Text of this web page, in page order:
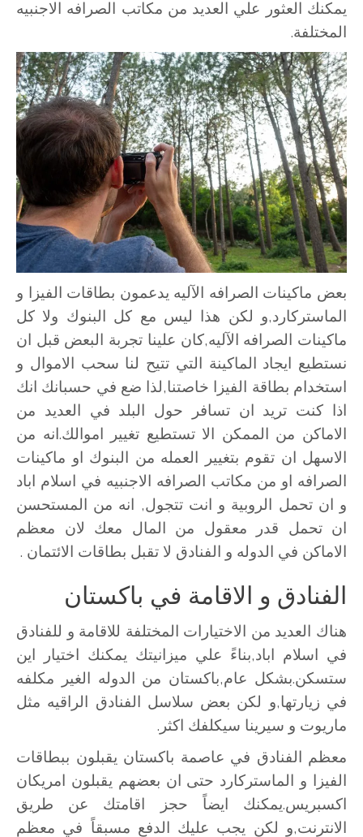
يمكنك العثور علي العديد من مكاتب الصرافه الاجنبيه
المختلفة.
بعض ماكينات الصرافه الآليه يدعمون بطاقات الفيزا و
الماستركارد,و لكن هذا ليس مع كل البنوك ولا كل
ماكينات الصرافه الآليه,كان علينا تجربة البعض قبل ان
نستطيع ايجاد الماكينة التي تتيح لنا سحب الاموال و
استخدام بطاقة الفيزا خاصتنا,لذا ضع في حسبانك انك
اذا كنت تريد ان تسافر حول البلد في العديد من
الاماكن من الممكن الا تستطيع تغيير اموالك.انه من
الاسهل ان تقوم بتغيير العمله من البنوك او ماكينات
الصرافه او من مكاتب الصرافه الاجنبيه في اسلام اباد
و ان تحمل الروبية و انت تتجول, انه من المستحسن
ان تحمل قدر معقول من المال معك لان معظم
الاماكن في الدوله و الفنادق لا تقبل بطاقات الائتمان .
الفنادق و الاقامة في باكستان
هناك العديد من الاختيارات المختلفة للاقامة و للفنادق
في اسلام اباد,بناءً علي ميزانيتك يمكنك اختيار اين
ستسكن.بشكل عام,باكستان من الدوله الغير مكلفه
في زيارتها,و لكن بعض سلاسل الفنادق الراقيه مثل
ماريوت و سيرينا سيكلفك اكثر.
معظم الفنادق في عاصمة باكستان يقبلون ببطاقات
الفيزا و الماستركارد حتى ان بعضهم يقبلون امريكان
اكسبريس.يمكنك ايضاً حجز اقامتك عن طريق
الانترنت,و لكن يجب عليك الدفع مسبقاً في معظم